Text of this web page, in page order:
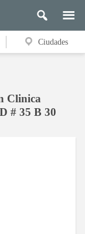
Ciudades
Clinica
# 35 B 30